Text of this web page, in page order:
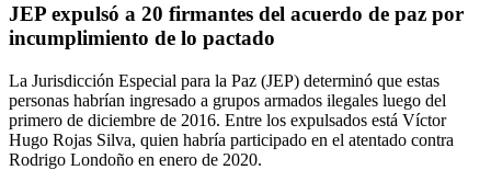
JEP expulsó a 20 firmantes del acuerdo de paz por
incumplimiento de lo pactado
La Jurisdicción Especial para la Paz (JEP) determinó que estas
personas habrían ingresado a grupos armados ilegales luego del
primero de diciembre de 2016. Entre los expulsados está Víctor
Hugo Rojas Silva, quien habría participado en el atentado contra
Rodrigo Londoño en enero de 2020.